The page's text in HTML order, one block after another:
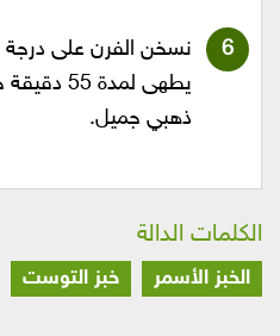
يطهى لمدة
ذهبي جميل.
الكلمات الدالة
الخبز الأسمر خبز التوست